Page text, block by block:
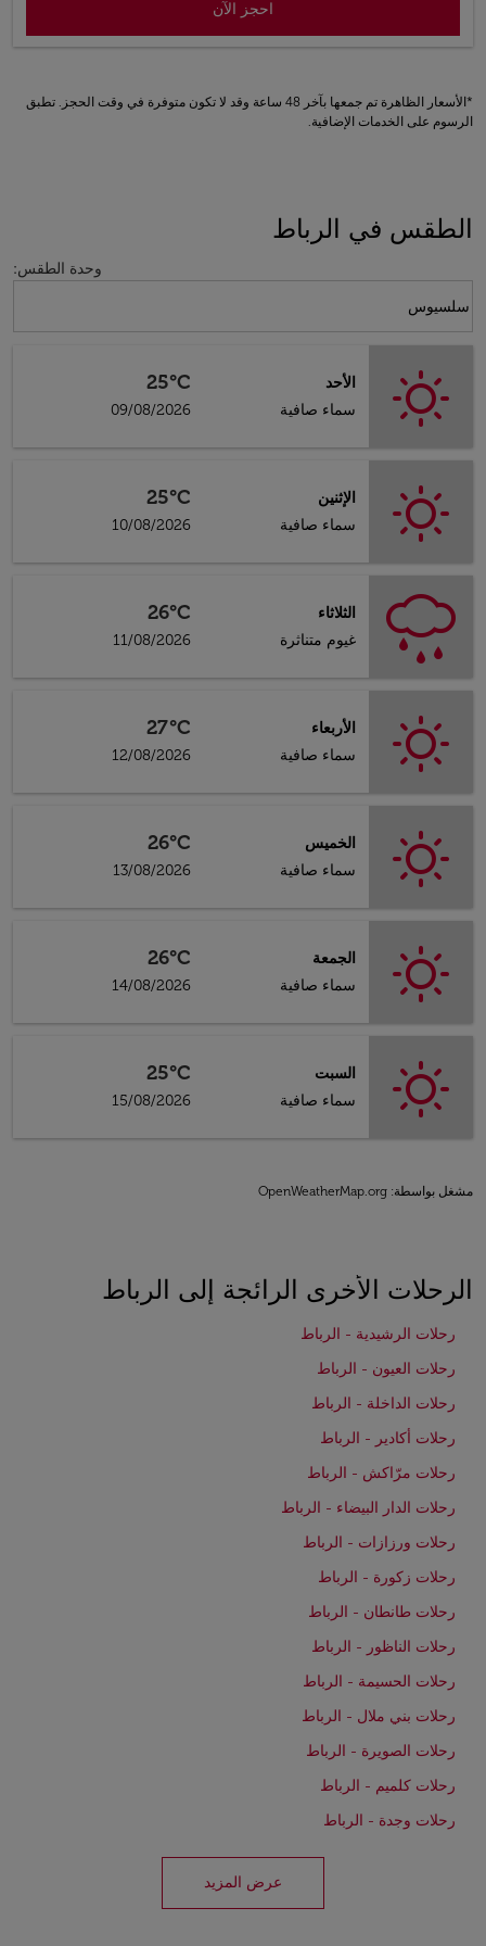
احجز الآن
*الأسعار الظاهرة تم جمعها بآخر 48 ساعة وقد لا تكون متوفرة في وقت الحجز. تطبق
الرسوم على الخدمات الإضافية.
الطقس في الرباط
وحدة الطقس:
سلسيوس
الأحد
سماء صافية
25°C
09/08/2026
الإثنين
سماء صافية
25°C
10/08/2026
الثلاثاء
غيوم متناثرة
26°C
11/08/2026
الأربعاء
سماء صافية
27°C
12/08/2026
الخميس
سماء صافية
26°C
13/08/2026
الجمعة
سماء صافية
26°C
14/08/2026
السبت
سماء صافية
25°C
15/08/2026
مشغل بواسطة: OpenWeatherMap.org
الرحلات الأخرى الرائجة إلى الرباط
رحلات الرشيدية - الرباط
رحلات العيون - الرباط
رحلات الداخلة - الرباط
رحلات أكادير - الرباط
رحلات مرّاكش - الرباط
رحلات الدار البيضاء - الرباط
رحلات ورزازات - الرباط
رحلات زكورة - الرباط
رحلات طانطان - الرباط
رحلات الناظور - الرباط
رحلات الحسيمة - الرباط
رحلات بني ملال - الرباط
رحلات الصويرة - الرباط
رحلات كلميم - الرباط
رحلات وجدة - الرباط
عرض المزيد